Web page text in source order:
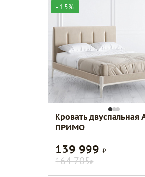
- 15%
Кровать двуспальная
ПРИМО
139 999Р
164 705Р